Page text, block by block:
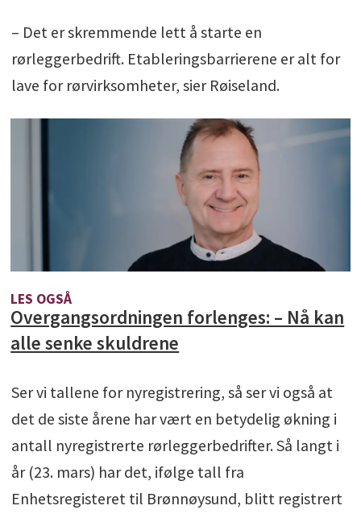
– Det er skremmende lett å starte en
rørleggerbedrift. Etableringsbarrierene er alt for
lave for rørvirksomheter, sier Røiseland.
LES OGSÅ
Overgangsordningen forlenges: – Nå kan
alle senke skuldrene
Ser vi tallene for nyregistrering, så ser vi også at
det de siste årene har vært en betydelig økning i
antall nyregistrerte rørleggerbedrifter. Så langt i
år (23. mars) har det, ifølge tall fra
Enhetsregisteret til Brønnøysund, blitt registrert